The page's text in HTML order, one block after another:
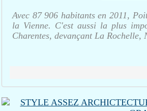
Avec 87 906 habitants en 2011,
la Vienne. C'est aussi la plus
Charentes, devançant La Rochelle,